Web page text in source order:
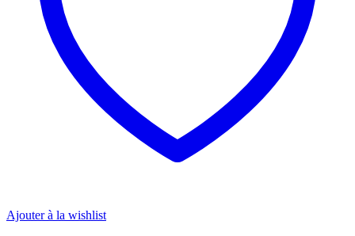
Ajouter à la wishlist